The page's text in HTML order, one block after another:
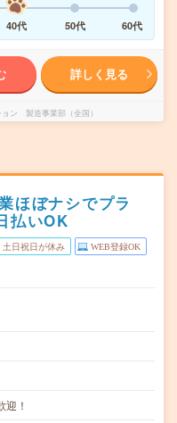
40代 50代 60代
詳しく見る
ン 製造事業部（全国）
ほぼナシでプラ
払いOK
土日祝日が休み WEB登録OK
！